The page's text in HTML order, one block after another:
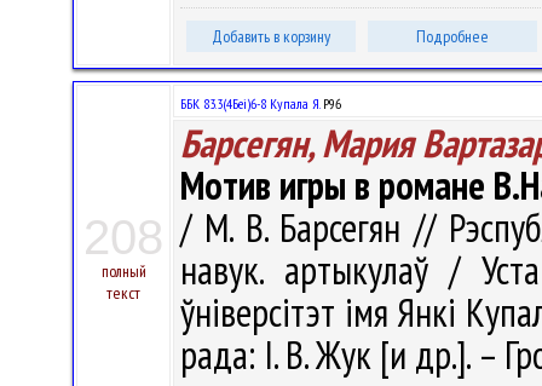
Добавить в корзину Подробнее
208
полный
текст
ББК 83.3(4Беі)6-8 Купала Я.Р96
Барсегян, Мария
Мотив игры в романе
/ М. В. Барсегян //
навук. артыкулаў /
ўніверсітэт імя Янкі
рада: І. В. Жук [и др.]. –